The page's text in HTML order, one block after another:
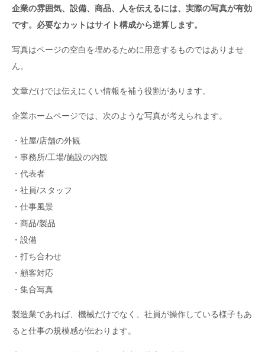
企業の雰囲気、設備、商品、人を伝えるには、実際の写真が有効
です。必要なカットはサイト構成から逆算します。
写真はページの空白を埋めるために用意するものではありませ
ん。
文章だけでは伝えにくい情報を補う役割があります。
企業ホームページでは、次のような写真が考えられます。
・社屋/店舗の外観
・事務所/工場/施設の内観
・代表者
・社員/スタッフ
・仕事風景
・商品/製品
・設備
・打ち合わせ
・顧客対応
・集合写真
製造業であれば、機械だけでなく、社員が操作している様子もあ
ると仕事の規模感が伝わります。